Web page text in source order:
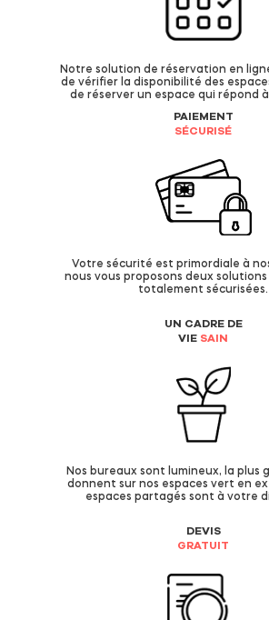
Notre solution de réservation en
de vérifier la disponibilité des
de réserver un espace qui répond
PAIEMENT
SÉCURISÉ
Votre sécurité est primordiale à
nous vous proposons deux
totalement sécurisées.
UN CADRE DE
VIE SAIN
Nos bureaux sont lumineux, la plus
donnent sur nos espaces vert en
espaces partagés sont à votre
DEVIS
GRATUIT